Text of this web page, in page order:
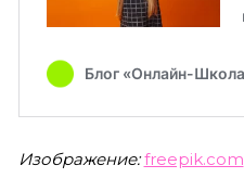
Изображение:freepik.com